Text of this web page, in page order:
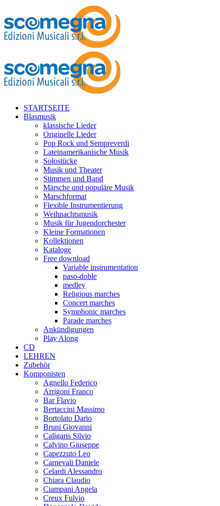
STARTSEITE
Blasmusik
klassische Lieder
Originelle Lieder
Pop Rock und Sempreverdi
Lateinamerikanische Musik
Solostücke
Musik und Theater
Stimmen und Band
Märsche und populäre Musik
Marschformat
Flexible Instrumentierung
Weihnachtsmusik
Musik für Jugendorchester
Kleine Formationen
Kollektionen
Kataloge
Free download
Variable instrumentation
paso-doble
medley
Religious marches
Concert marches
Symphonic marches
Parade marches
Ankündigungen
Play Along
CD
LEHREN
Zubehör
Komponisten
Agnello Federico
Arrigoni Franco
Bar Flavio
Bertaccini Massimo
Bortolato Dario
Bruni Giovanni
Caligaris Silvio
Calvino Giuseppe
Capezzuto Leo
Carnevali Daniele
Celardi Alessandro
Chiara Claudio
Ciampani Angela
Creux Fulvio